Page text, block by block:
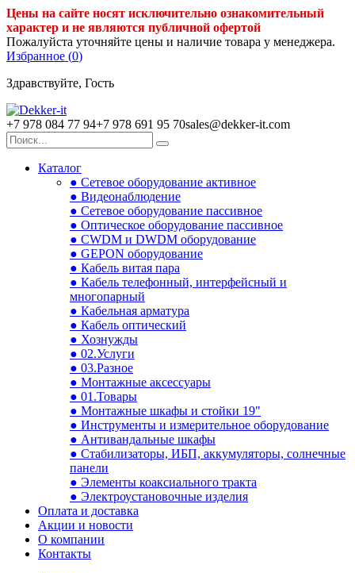
Цены на сайте носят исключительно ознакомительный
характер и не являются публичной офертой
Пожалуйста уточняйте цены и наличие товара у менеджера.
Избранное (0)
Здравствуйте, Гость
+7 978 084 77 94+7 978 691 95 70sales@dekker-it.com
Каталог
● Сетевое оборудование активное
● Видеонаблюдение
● Сетевое оборудование пассивное
● Оптическое оборудование пассивное
● CWDM и DWDM оборудование
● GEPON оборудование
● Кабель витая пара
● Кабель телефонный, интерфейсный и
многопарный
● Кабельная арматура
● Кабель оптический
● Хознужды
● 02.Услуги
● 03.Разное
● Монтажные аксессуары
● 01.Товары
● Монтажные шкафы и стойки 19"
● Инструменты и измерительное оборудование
● Антивандальные шкафы
● Стабилизаторы, ИБП, аккумуляторы, солнечные
панели
● Элементы коаксиального тракта
● Электроустановочные изделия
Оплата и доставка
Акции и новости
О компании
Контакты